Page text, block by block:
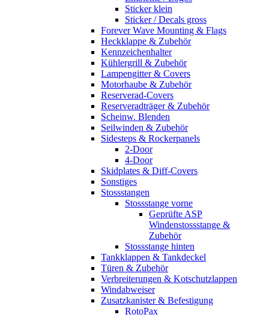
Sticker klein
Sticker / Decals gross
Forever Wave Mounting & Flags
Heckklappe & Zubehör
Kennzeichenhalter
Kühlergrill & Zubehör
Lampengitter & Covers
Motorhaube & Zubehör
Reserverad-Covers
Reserveradträger & Zubehör
Scheinw. Blenden
Seilwinden & Zubehör
Sidesteps & Rockerpanels
2-Door
4-Door
Skidplates & Diff-Covers
Sonstiges
Stossstangen
Stossstange vorne
Geprüfte ASP
Windenstossstange &
Zubehör
Stossstange hinten
Tankklappen & Tankdeckel
Türen & Zubehör
Verbreiterungen & Kotschutzlappen
Windabweiser
Zusatzkanister & Befestigung
RotoPax